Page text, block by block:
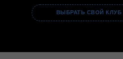
ВЫБРАТЬ СВОЙ